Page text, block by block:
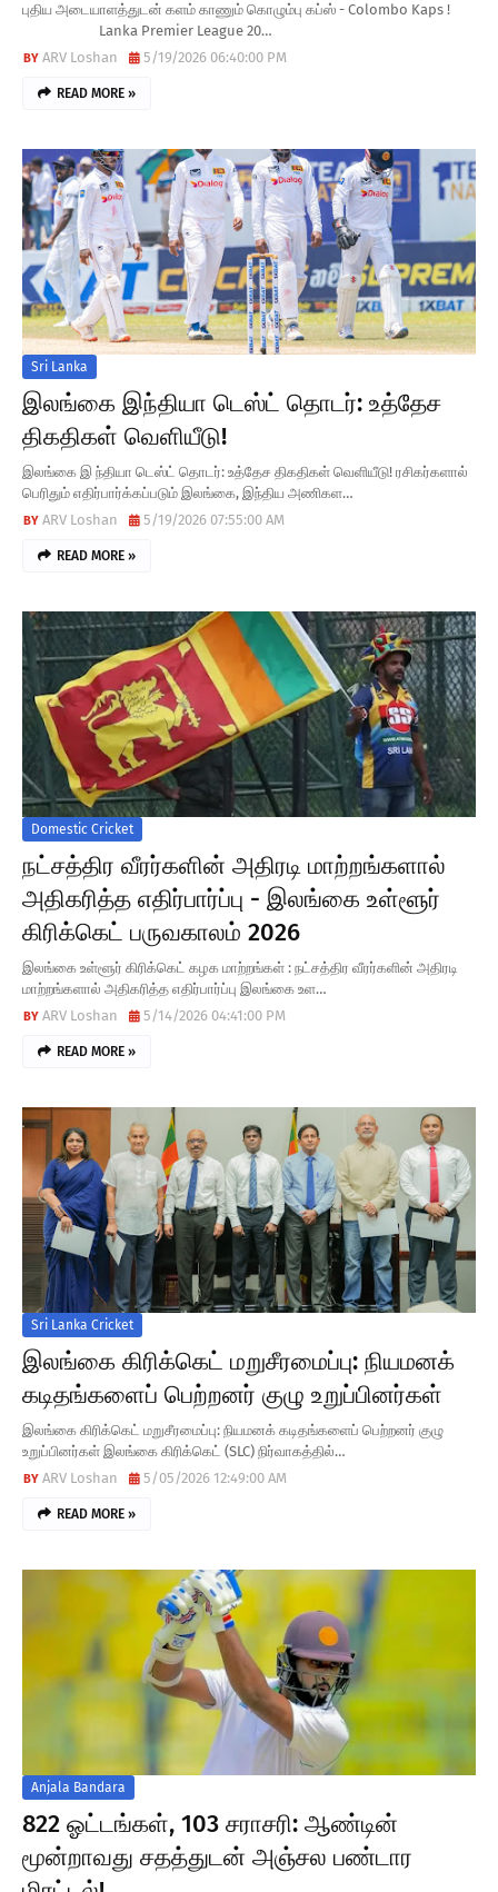
புதிய அடையாளத்துடன் களம் காணும் கொழும்பு கப்ஸ் - Colombo Kaps !
Lanka Premier League 20…
ARV Loshan
5/19/2026 06:40:00 PM
READ MORE »
Sri Lanka
இலங்கை இந்தியா டெஸ்ட் தொடர்: உத்தேச
திகதிகள் வெளியீடு!
இலங்கை இ ந்தியா டெஸ்ட் தொடர்: உத்தேச திகதிகள் வெளியீடு! ரசிகர்களால்
பெரிதும் எதிர்பார்க்கப்படும் இலங்கை, இந்திய அணிகள…
ARV Loshan
5/19/2026 07:55:00 AM
READ MORE »
Domestic Cricket
நட்சத்திர வீரர்களின் அதிரடி மாற்றங்களால்
அதிகரித்த எதிர்பார்ப்பு - இலங்கை உள்ளூர்
கிரிக்கெட் பருவகாலம் 2026
இலங்கை உள்ளூர் கிரிக்கெட் கழக மாற்றங்கள் : நட்சத்திர வீரர்களின் அதிரடி
மாற்றங்களால் அதிகரித்த எதிர்பார்ப்பு இலங்கை உள…
ARV Loshan
5/14/2026 04:41:00 PM
READ MORE »
Sri Lanka Cricket
இலங்கை கிரிக்கெட் மறுசீரமைப்பு: நியமனக்
கடிதங்களைப் பெற்றனர் குழு உறுப்பினர்கள்
இலங்கை கிரிக்கெட் மறுசீரமைப்பு: நியமனக் கடிதங்களைப் பெற்றனர் குழு
உறுப்பினர்கள் இலங்கை கிரிக்கெட் (SLC) நிர்வாகத்தில்…
ARV Loshan
5/05/2026 12:49:00 AM
READ MORE »
Anjala Bandara
822 ஓட்டங்கள், 103 சராசரி: ஆண்டின்
மூன்றாவது சதத்துடன் அஞ்சல பண்டார